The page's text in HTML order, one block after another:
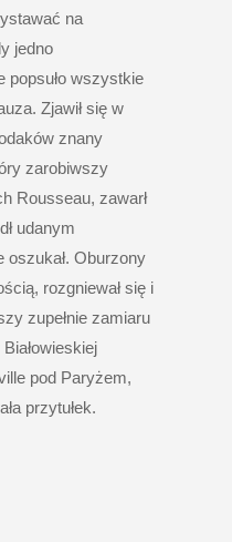
na
jedno
popsuło wszystkie
Zjawił się w
znany
zarobiwszy
Rousseau, zawarł
udanym
oszukał. Oburzony
rozgniewał się i
zupełnie zamiaru
pod Paryżem,
przytułek.